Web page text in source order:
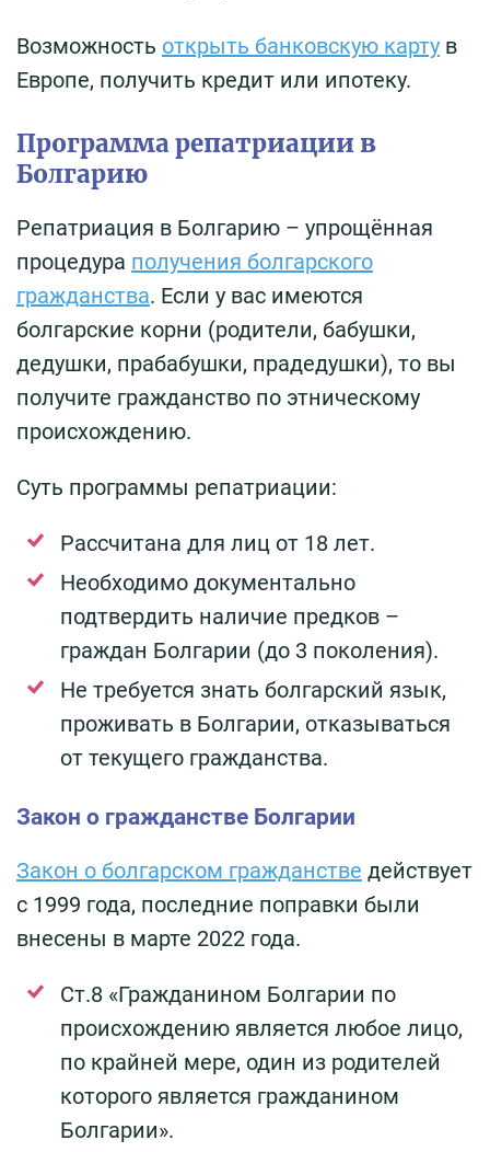
Возможность открыть банковскую карту в
Европе, получить кредит или ипотеку.
Программа репатриации в
Болгарию
Репатриация в Болгарию – упрощённая
процедура получения болгарского
гражданства. Если у вас имеются
болгарские корни (родители, бабушки,
дедушки, прабабушки, прадедушки), то вы
получите гражданство по этническому
происхождению.
Суть программы репатриации:
Рассчитана для лиц от 18 лет.
Необходимо документально
подтвердить наличие предков –
граждан Болгарии (до 3 поколения).
Не требуется знать болгарский язык,
проживать в Болгарии, отказываться
от текущего гражданства.
Закон о гражданстве Болгарии
Закон о болгарском гражданстве действует
с 1999 года, последние поправки были
внесены в марте 2022 года.
Ст.8 «Гражданином Болгарии по
происхождению является любое лицо,
по крайней мере, один из родителей
которого является гражданином
Болгарии».